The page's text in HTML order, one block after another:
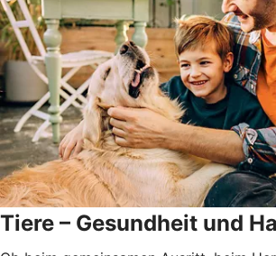
Tiere – Gesundheit und